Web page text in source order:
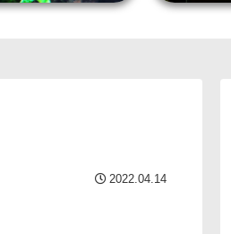
2022.04.14